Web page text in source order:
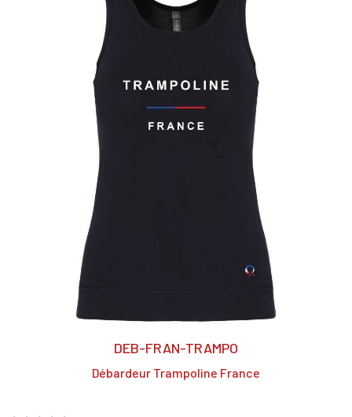
DEB-FRAN-TRAMPO
Débardeur Trampoline France